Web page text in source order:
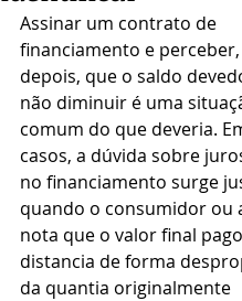
Assinar um contrato de
financiamento e
depois, que o saldo
não diminuir é uma
comum do que deveria.
casos, a dúvida sobre
no financiamento surge
quando o consumidor ou
nota que o valor final
distancia de forma
da quantia originalmente